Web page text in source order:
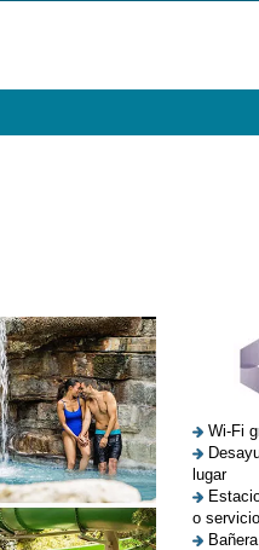
Wi-Fi
lugar
o